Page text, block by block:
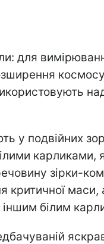
для
космосу
у подвійних
карликами,
зірки-
критичної маси,
іншим білим